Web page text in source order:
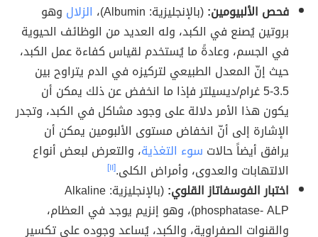
فحص الألبيومين:(بالإنجليزية: Albumin)، الزلال وهو
بروتين يُصنع في الكبد، وله العديد من الوظائف الحيوية
في الجسم، وعادةً ما يُستخدم لقياس كفاءة عمل الكبد،
حيث إنّ المعدل الطبيعي لتركيزه في الدم يتراوح بين
3.5-5 غرام/ديسيلتر فإذا ما انخفض عن ذلك يمكن أن
يكون هذا الأمر دلالة على وجود مشاكل في الكبد، وتجدر
الإشارة إلى أنّ انخفاض مستوى الألبومين يمكن أن
يرافق أيضاً حالات سوء التغذية، والتعرض لبعض أنواع
الالتهابات والعدوى، وأمراض الكلى.[١١]
اختبار الفوسفاتاز القلوي:
(بالإنجليزية: Alkaline
phosphatase- ALP)، وهو إنزيم يوجد في العظام،
والقنوات الصفراوية، والكبد، يُساعد وجوده على تكسير